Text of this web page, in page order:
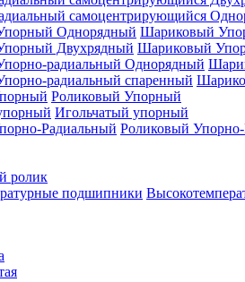
Шариковый
Шариковый
Роликовый Упорный
Игольчатый упорный
Роликовый
ролик